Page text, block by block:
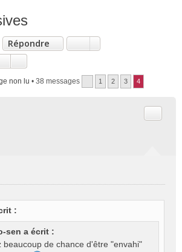
Répondre
non lu • 38 messages 1 2 3 4
:
sen a écrit :
beaucoup de chance d'être "envahi"